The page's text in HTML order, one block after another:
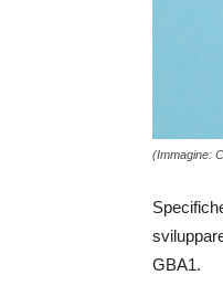
(Immagine:
GBA1.